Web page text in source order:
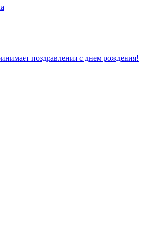
поздравления с днем рождения!